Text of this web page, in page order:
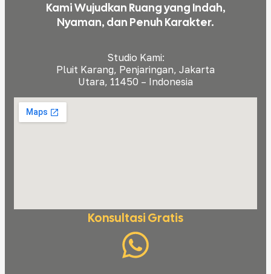
Kami Wujudkan Ruang yang Indah,
Nyaman, dan Penuh Karakter.
Studio Kami:
Pluit Karang, Penjaringan, Jakarta
Utara, 11450 – Indonesia
Konsultasi Gratis